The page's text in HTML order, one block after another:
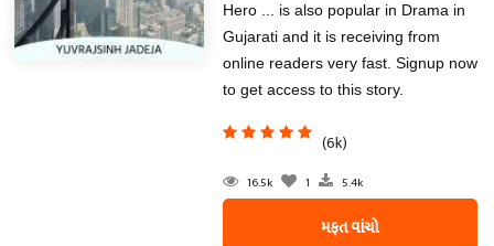
Hero ... is also popular in Drama in
Gujarati and it is receiving from
online readers very fast. Signup now
to get access to this story.
(6k)
16.5k 1 5.4k
મફત વાંચો